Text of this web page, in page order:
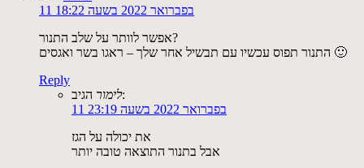
11 בפברואר 2022 בשעה 18:22
אפשר לוותר על שלב התנור?
התנור תפוס עכשיו עם תבשיל אחר שלך – ראגו בשר ואגסים 🙂
Reply
לימורהגיב:
11 בפברואר 2022 בשעה 23:19
את יכולה על הגז
אבל בתנור התוצאה טובה יותר